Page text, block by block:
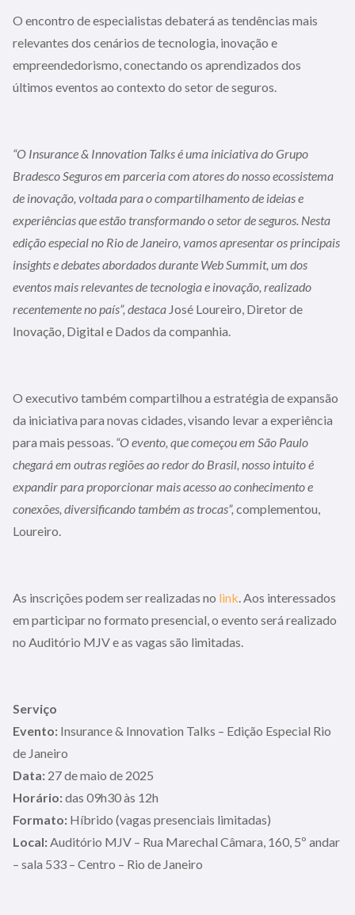
O encontro de especialistas debaterá as tendências mais
relevantes dos cenários de tecnologia, inovação e
empreendedorismo, conectando os aprendizados dos
últimos eventos ao contexto do setor de seguros.
“O Insurance & Innovation Talks é uma iniciativa do Grupo
Bradesco Seguros em parceria com atores do nosso ecossistema
de inovação, voltada para o compartilhamento de ideias e
experiências que estão transformando o setor de seguros. Nesta
edição especial no Rio de Janeiro, vamos apresentar os principais
insights e debates abordados durante Web Summit, um dos
eventos mais relevantes de tecnologia e inovação, realizado
recentemente no país”, destaca José Loureiro, Diretor de
Inovação, Digital e Dados da companhia.
O executivo também compartilhou a estratégia de expansão
da iniciativa para novas cidades, visando levar a experiência
para mais pessoas. “O evento, que começou em São Paulo
chegará em outras regiões ao redor do Brasil, nosso intuito é
expandir para proporcionar mais acesso ao conhecimento e
conexões, diversificando também as trocas”, complementou,
Loureiro.
As inscrições podem ser realizadas no link. Aos interessados
em participar no formato presencial, o evento será realizado
no Auditório MJV e as vagas são limitadas.
Serviço
Evento: Insurance & Innovation Talks – Edição Especial Rio
de Janeiro
Data: 27 de maio de 2025
Horário:das 09h30 às 12h
Formato: Híbrido (vagas presenciais limitadas)
Local:Auditório MJV – Rua Marechal Câmara, 160, 5º andar
– sala 533 – Centro – Rio de Janeiro